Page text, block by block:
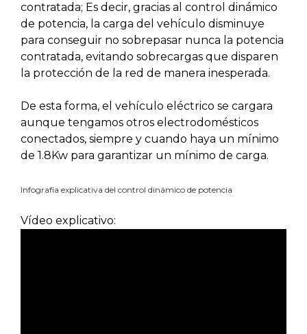
contratada; Es decir, gracias al control dinámico
de potencia, la carga del vehículo disminuye
para conseguir no sobrepasar nunca la potencia
contratada, evitando sobrecargas que disparen
la protección de la red de manera inesperada.
De esta forma, el vehículo eléctrico se cargara
aunque tengamos otros electrodomésticos
conectados, siempre y cuando haya un mínimo
de 1.8Kw para garantizar un mínimo de carga.
Infografía explicativa del control dinámico de potencia
Vídeo explicativo: